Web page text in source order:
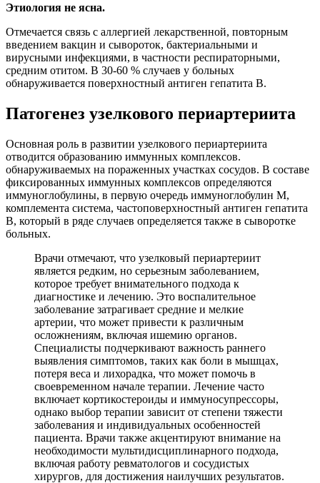
Этиология не ясна.
Отмечается связь с аллергией лекарственной, повторным
введением вакцин и сывороток, бактериальными и
вирусными инфекциями, в частности респираторными,
средним отитом. В 30-60 % случаев у больных
обнаруживается поверхностный антиген гепатита В.
Патогенез узелкового периартериита
Основная роль в развитии узелкового периартериита
отводится образованию иммунных комплексов.
обнаруживаемых на пораженных участках сосудов. В составе
фиксированных иммунных комплексов определяются
иммуноглобулины, в первую очередь иммуноглобулин М,
комплемента система, частоповерхностный антиген гепатита
В, который в ряде случаев определяется также в сыворотке
больных.
Врачи отмечают, что узелковый периартериит
является редким, но серьезным заболеванием,
которое требует внимательного подхода к
диагностике и лечению. Это воспалительное
заболевание затрагивает средние и мелкие
артерии, что может привести к различным
осложнениям, включая ишемию органов.
Специалисты подчеркивают важность раннего
выявления симптомов, таких как боли в мышцах,
потеря веса и лихорадка, что может помочь в
своевременном начале терапии. Лечение часто
включает кортикостероиды и иммуносупрессоры,
однако выбор терапии зависит от степени тяжести
заболевания и индивидуальных особенностей
пациента. Врачи также акцентируют внимание на
необходимости мультидисциплинарного подхода,
включая работу ревматологов и сосудистых
хирургов, для достижения наилучших результатов.